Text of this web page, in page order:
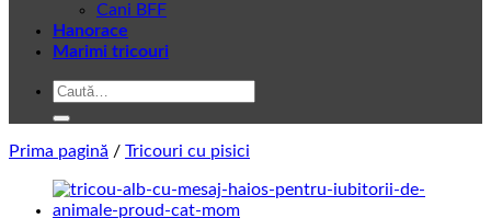
Cani BFF
Hanorace
Marimi tricouri
Caută
Prima pagină / Tricouri cu pisici